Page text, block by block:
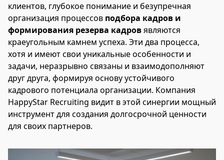
клиентов, глубокое понимание и безупречная
организация процессов подбора кадров и
формирования резерва кадровявляются
краеугольным камнем успеха. Эти два процесса,
хотя и имеют свои уникальные особенности и
задачи, неразрывно связаны и взаимодополняют
друг друга, формируя основу устойчивого
кадрового потенциала организации. Компания
HappyStar Recruiting видит в этой синергии мощный
инструмент для создания долгосрочной ценности
для своих партнеров.